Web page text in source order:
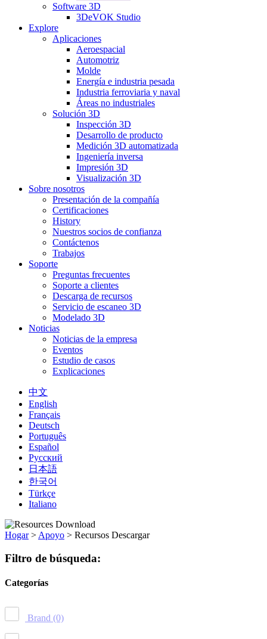
Software 3D
3DeVOK Studio
Explore
Aplicaciones
Aeroespacial
Automotriz
Molde
Energía e industria pesada
Industria ferroviaria y naval
Áreas no industriales
Solución 3D
Inspección 3D
Desarrollo de producto
Medición 3D automatizada
Ingeniería inversa
Impresión 3D
Visualización 3D
Sobre nosotros
Presentación de la compañía
Certificaciones
History
Nuestros socios de confianza
Contáctenos
Trabajos
Soporte
Preguntas frecuentes
Soporte a clientes
Descarga de recursos
Servicio de escaneo 3D
Modelado 3D
Noticias
Noticias de la empresa
Eventos
Estudio de casos
Explicaciones
中文
English
Français
Deutsch
Português
Español
Русский
日本語
한국어
Türkçe
Italiano
Hogar > Apoyo > Recursos Descargar
Filtro de búsqueda:
Categorías
Brand (0)